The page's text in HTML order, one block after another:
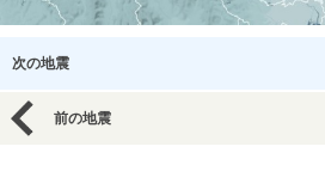
次の地震
前の地震